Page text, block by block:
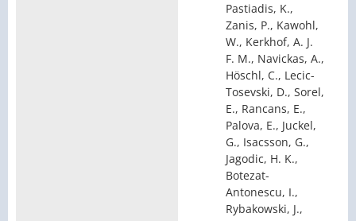
Pastiadis, K.,
Zanis, P., Kawohl,
W., Kerkhof, A. J.
F. M., Navickas, A.,
Höschl, C., Lecic-
Tosevski, D., Sorel,
E., Rancans, E.,
Palova, E., Juckel,
G., Isacsson, G.,
Jagodic, H. K.,
Botezat-
Antonescu, I.,
Rybakowski, J.,